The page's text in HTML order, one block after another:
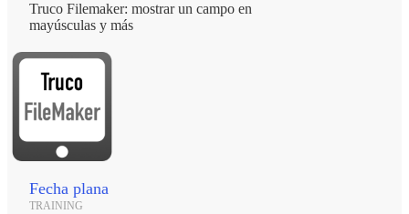
Truco Filemaker: mostrar un campo en
mayúsculas y más
Fecha plana
TRAINING